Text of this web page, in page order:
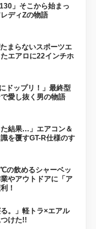
」そこから始まっ
ディZの物語
まらないスポーツエ
エアロに22インチホ
ドップリ！」最終型
愛し抜く男の物語
た結果…」エアコン＆
を覆すGT-R仕様のす
の飲めるシャーベッ
やアウトドアに「ア
！
。」軽トラ×エアル
けた!!